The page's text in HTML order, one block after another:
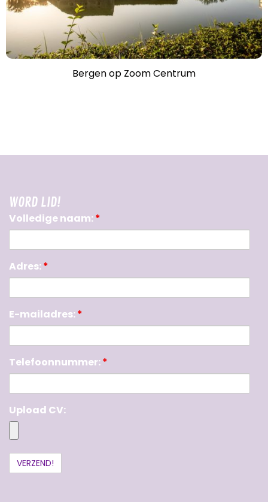
Bergen op Zoom Centrum
WORD LID!
Volledige naam:*
Adres:*
E-mailadres:*
Telefoonnummer:*
Upload CV: